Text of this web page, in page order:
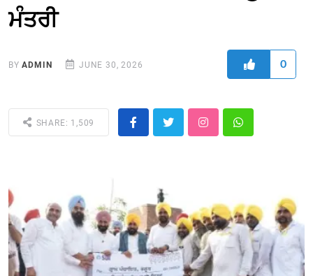
ਮੰਤਰੀ
BYADMIN JUNE 30, 2026 0
SHARE: 1,509